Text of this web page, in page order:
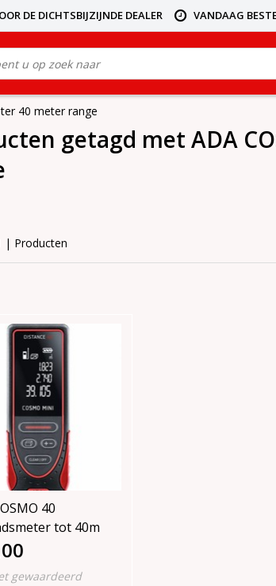
DE DICHTSBIJZIJNDE DEALER VANDAAG
40 meter range
getagd met ADA
| Producten
40
tot 40m
gewaardeerd